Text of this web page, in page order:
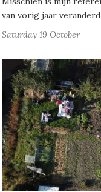
van vorig jaar
Saturday 19 October